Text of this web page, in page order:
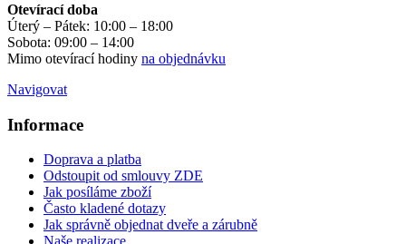
Otevírací doba
Úterý – Pátek: 10:00 – 18:00
Sobota: 09:00 – 14:00
Mimo otevírací hodiny na objednávku
Navigovat
Informace
Doprava a platba
Odstoupit od smlouvy ZDE
Jak posíláme zboží
Často kladené dotazy
Jak správně objednat dveře a zárubně